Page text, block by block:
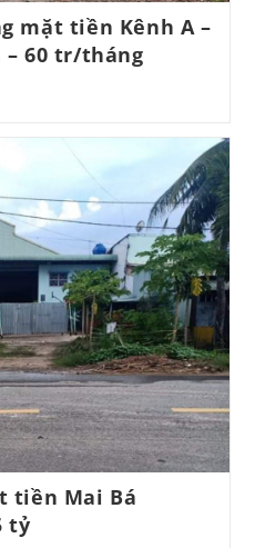
mặt tiền Kênh A –
– 60 tr/tháng
tiền Mai Bá
tỷ